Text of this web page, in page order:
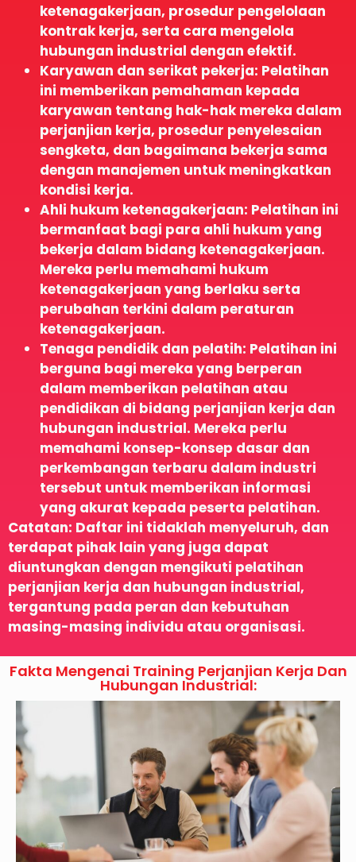
ketenagakerjaan, prosedur pengelolaan
kontrak kerja, serta cara mengelola
hubungan industrial dengan efektif.
Karyawan dan serikat pekerja: Pelatihan
ini memberikan pemahaman kepada
karyawan tentang hak-hak mereka dalam
perjanjian kerja, prosedur penyelesaian
sengketa, dan bagaimana bekerja sama
dengan manajemen untuk meningkatkan
kondisi kerja.
Ahli hukum ketenagakerjaan: Pelatihan ini
bermanfaat bagi para ahli hukum yang
bekerja dalam bidang ketenagakerjaan.
Mereka perlu memahami hukum
ketenagakerjaan yang berlaku serta
perubahan terkini dalam peraturan
ketenagakerjaan.
Tenaga pendidik dan pelatih: Pelatihan ini
berguna bagi mereka yang berperan
dalam memberikan pelatihan atau
pendidikan di bidang perjanjian kerja dan
hubungan industrial. Mereka perlu
memahami konsep-konsep dasar dan
perkembangan terbaru dalam industri
tersebut untuk memberikan informasi
yang akurat kepada peserta pelatihan.
Catatan: Daftar ini tidaklah menyeluruh, dan
terdapat pihak lain yang juga dapat
diuntungkan dengan mengikuti pelatihan
perjanjian kerja dan hubungan industrial,
tergantung pada peran dan kebutuhan
masing-masing individu atau organisasi.
Fakta Mengenai Training Perjanjian Kerja Dan
Hubungan Industrial: